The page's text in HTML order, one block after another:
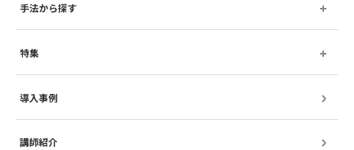
手法から探す
特集
導入事例
講師紹介